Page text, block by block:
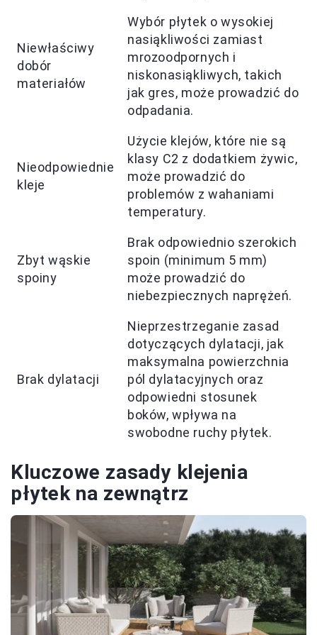
Niewłaściwy
dobór
materiałów
Wybór płytek o wysokiej
nasiąkliwości zamiast
mrozoodpornych i
niskonasiąkliwych, takich
jak gres, może prowadzić do
odpadania.
Nieodpowiednie
kleje
Użycie klejów, które nie są
klasy C2 z dodatkiem żywic,
może prowadzić do
problemów z wahaniami
temperatury.
Zbyt wąskie
spoiny
Brak odpowiednio szerokich
spoin (minimum 5 mm)
może prowadzić do
niebezpiecznych naprężeń.
Brak dylatacji
Nieprzestrzeganie zasad
dotyczących dylatacji, jak
maksymalna powierzchnia
pól dylatacyjnych oraz
odpowiedni stosunek
boków, wpływa na
swobodne ruchy płytek.
Kluczowe zasady klejenia
płytek na zewnątrz